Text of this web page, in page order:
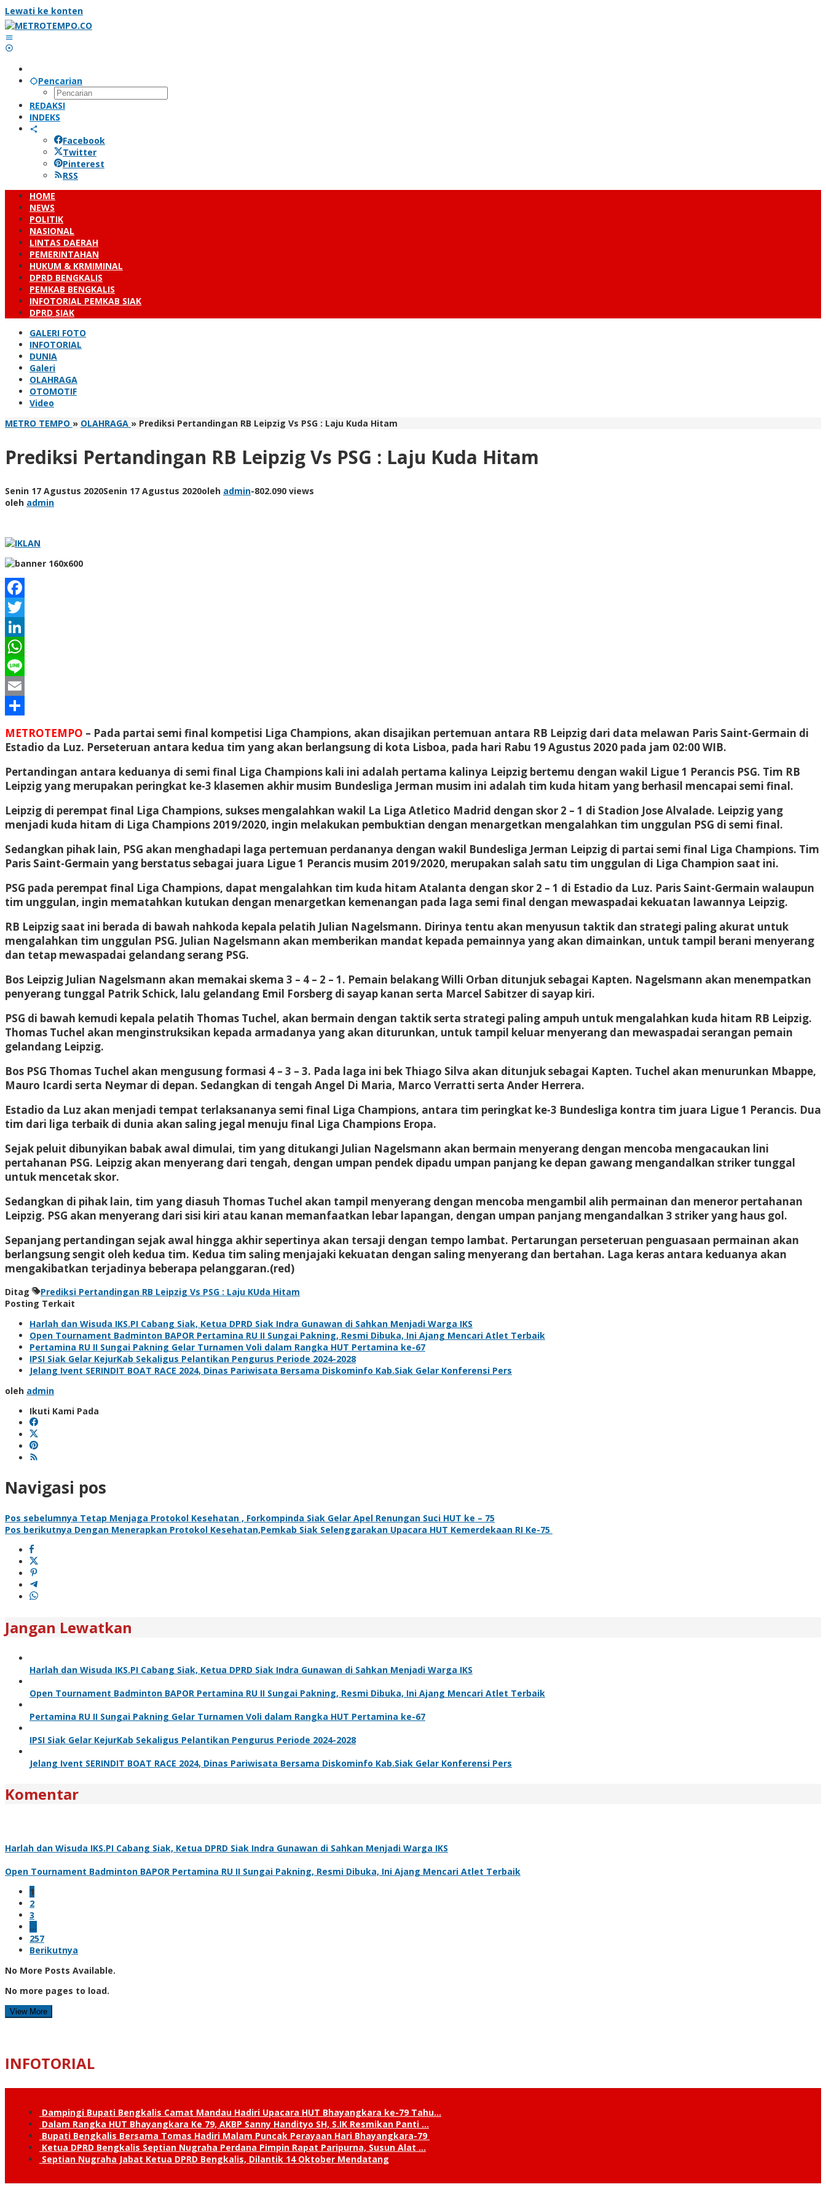
Lewati ke konten
Pencarian
REDAKSI
INDEKS
Facebook
Twitter
Pinterest
RSS
HOME
NEWS
POLITIK
NASIONAL
LINTAS DAERAH
PEMERINTAHAN
HUKUM & KRMIMINAL
DPRD BENGKALIS
PEMKAB BENGKALIS
INFOTORIAL PEMKAB SIAK
DPRD SIAK
GALERI FOTO
INFOTORIAL
DUNIA
Galeri
OLAHRAGA
OTOMOTIF
Video
METRO TEMPO » OLAHRAGA » Prediksi Pertandingan RB Leipzig Vs PSG : Laju Kuda Hitam
Prediksi Pertandingan RB Leipzig Vs PSG : Laju Kuda Hitam
Senin 17 Agustus 2020Senin 17 Agustus 2020oleh admin-802.090 views
oleh admin
Facebook
Twitter
LinkedIn
WhatsApp
Line
Email
METROTEMPO – Pada partai semi final kompetisi Liga Champions, akan disajikan pertemuan antara RB Leipzig dari data melawan Paris Saint-Germain di
Estadio da Luz. Perseteruan antara kedua tim yang akan berlangsung di kota Lisboa, pada hari Rabu 19 Agustus 2020 pada jam 02:00 WIB.
Pertandingan antara keduanya di semi final Liga Champions kali ini adalah pertama kalinya Leipzig bertemu dengan wakil Ligue 1 Perancis PSG. Tim RB
Leipzig yang merupakan peringkat ke-3 klasemen akhir musim Bundesliga Jerman musim ini adalah tim kuda hitam yang berhasil mencapai semi final.
Leipzig di perempat final Liga Champions, sukses mengalahkan wakil La Liga Atletico Madrid dengan skor 2 – 1 di Stadion Jose Alvalade. Leipzig yang
menjadi kuda hitam di Liga Champions 2019/2020, ingin melakukan pembuktian dengan menargetkan mengalahkan tim unggulan PSG di semi final.
Sedangkan pihak lain, PSG akan menghadapi laga pertemuan perdananya dengan wakil Bundesliga Jerman Leipzig di partai semi final Liga Champions. Tim
Paris Saint-Germain yang berstatus sebagai juara Ligue 1 Perancis musim 2019/2020, merupakan salah satu tim unggulan di Liga Champion saat ini.
PSG pada perempat final Liga Champions, dapat mengalahkan tim kuda hitam Atalanta dengan skor 2 – 1 di Estadio da Luz. Paris Saint-Germain walaupun
tim unggulan, ingin mematahkan kutukan dengan menargetkan kemenangan pada laga semi final dengan mewaspadai kekuatan lawannya Leipzig.
RB Leipzig saat ini berada di bawah nahkoda kepala pelatih Julian Nagelsmann. Dirinya tentu akan menyusun taktik dan strategi paling akurat untuk
mengalahkan tim unggulan PSG. Julian Nagelsmann akan memberikan mandat kepada pemainnya yang akan dimainkan, untuk tampil berani menyerang
dan tetap mewaspadai gelandang serang PSG.
Bos Leipzig Julian Nagelsmann akan memakai skema 3 – 4 – 2 – 1. Pemain belakang Willi Orban ditunjuk sebagai Kapten. Nagelsmann akan menempatkan
penyerang tunggal Patrik Schick, lalu gelandang Emil Forsberg di sayap kanan serta Marcel Sabitzer di sayap kiri.
PSG di bawah kemudi kepala pelatih Thomas Tuchel, akan bermain dengan taktik serta strategi paling ampuh untuk mengalahkan kuda hitam RB Leipzig.
Thomas Tuchel akan menginstruksikan kepada armadanya yang akan diturunkan, untuk tampil keluar menyerang dan mewaspadai serangan pemain
gelandang Leipzig.
Bos PSG Thomas Tuchel akan mengusung formasi 4 – 3 – 3. Pada laga ini bek Thiago Silva akan ditunjuk sebagai Kapten. Tuchel akan menurunkan Mbappe,
Mauro Icardi serta Neymar di depan. Sedangkan di tengah Angel Di Maria, Marco Verratti serta Ander Herrera.
Estadio da Luz akan menjadi tempat terlaksananya semi final Liga Champions, antara tim peringkat ke-3 Bundesliga kontra tim juara Ligue 1 Perancis. Dua
tim dari liga terbaik di dunia akan saling jegal menuju final Liga Champions Eropa.
Sejak peluit dibunyikan babak awal dimulai, tim yang ditukangi Julian Nagelsmann akan bermain menyerang dengan mencoba mengacaukan lini
pertahanan PSG. Leipzig akan menyerang dari tengah, dengan umpan pendek dipadu umpan panjang ke depan gawang mengandalkan striker tunggal
untuk mencetak skor.
Sedangkan di pihak lain, tim yang diasuh Thomas Tuchel akan tampil menyerang dengan mencoba mengambil alih permainan dan meneror pertahanan
Leipzig. PSG akan menyerang dari sisi kiri atau kanan memanfaatkan lebar lapangan, dengan umpan panjang mengandalkan 3 striker yang haus gol.
Sepanjang pertandingan sejak awal hingga akhir sepertinya akan tersaji dengan tempo lambat. Pertarungan perseteruan penguasaan permainan akan
berlangsung sengit oleh kedua tim. Kedua tim saling menjajaki kekuatan dengan saling menyerang dan bertahan. Laga keras antara keduanya akan
mengakibatkan terjadinya beberapa pelanggaran.(red)
Ditag
Prediksi Pertandingan RB Leipzig Vs PSG : Laju KUda Hitam
Posting Terkait
Harlah dan Wisuda IKS.PI Cabang Siak, Ketua DPRD Siak Indra Gunawan di Sahkan Menjadi Warga IKS
Open Tournament Badminton BAPOR Pertamina RU II Sungai Pakning, Resmi Dibuka, Ini Ajang Mencari Atlet Terbaik
Pertamina RU II Sungai Pakning Gelar Turnamen Voli dalam Rangka HUT Pertamina ke-67
IPSI Siak Gelar KejurKab Sekaligus Pelantikan Pengurus Periode 2024-2028
Jelang Ivent SERINDIT BOAT RACE 2024, Dinas Pariwisata Bersama Diskominfo Kab.Siak Gelar Konferensi Pers
oleh admin
Ikuti Kami Pada
Navigasi pos
Pos sebelumnya Tetap Menjaga Protokol Kesehatan , Forkompinda Siak Gelar Apel Renungan Suci HUT ke – 75
Pos berikutnya Dengan Menerapkan Protokol Kesehatan,Pemkab Siak Selenggarakan Upacara HUT Kemerdekaan RI Ke-75
Jangan Lewatkan
Harlah dan Wisuda IKS.PI Cabang Siak, Ketua DPRD Siak Indra Gunawan di Sahkan Menjadi Warga IKS
Open Tournament Badminton BAPOR Pertamina RU II Sungai Pakning, Resmi Dibuka, Ini Ajang Mencari Atlet Terbaik
Pertamina RU II Sungai Pakning Gelar Turnamen Voli dalam Rangka HUT Pertamina ke-67
IPSI Siak Gelar KejurKab Sekaligus Pelantikan Pengurus Periode 2024-2028
Jelang Ivent SERINDIT BOAT RACE 2024, Dinas Pariwisata Bersama Diskominfo Kab.Siak Gelar Konferensi Pers
Komentar
Harlah dan Wisuda IKS.PI Cabang Siak, Ketua DPRD Siak Indra Gunawan di Sahkan Menjadi Warga IKS
Open Tournament Badminton BAPOR Pertamina RU II Sungai Pakning, Resmi Dibuka, Ini Ajang Mencari Atlet Terbaik
1
2
3
…
257
Berikutnya
No More Posts Available.
No more pages to load.
View More
INFOTORIAL
Dampingi Bupati Bengkalis Camat Mandau Hadiri Upacara HUT Bhayangkara ke-79 Tahu…
Dalam Rangka HUT Bhayangkara Ke 79, AKBP Sanny Handityo SH, S.IK Resmikan Panti …
Bupati Bengkalis Bersama Tomas Hadiri Malam Puncak Perayaan Hari Bhayangkara-79
Ketua DPRD Bengkalis Septian Nugraha Perdana Pimpin Rapat Paripurna, Susun Alat …
Septian Nugraha Jabat Ketua DPRD Bengkalis, Dilantik 14 Oktober Mendatang